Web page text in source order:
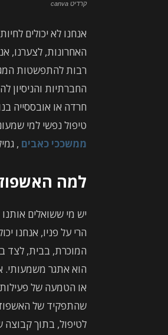
קרדיט canva
אנחנו לא יכולים
האחרונות, לצערנו,
רבות להתפשטות
החברתיות והניסיון
חרדה או אובססייה
טיפול נפשי למי
ממשככי כאבים ,
למה האשפוז
יש מי ששואלים
הרי על פניו, אנחנו
המוכרת, בבית, לצד
הוא אתגר משמעותי.
או הטמעה של פעילות
שהתפקיד של
לטיפול, בתוך קבוצה